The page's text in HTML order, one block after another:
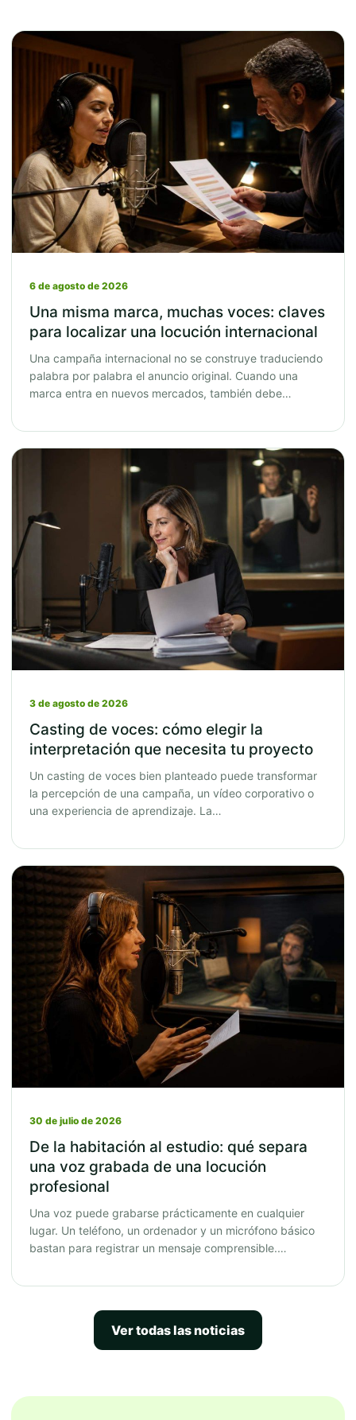
6 de agosto de 2026
Una misma marca, muchas voces: claves
para localizar una locución internacional
Una campaña internacional no se construye traduciendo
palabra por palabra el anuncio original. Cuando una
marca entra en nuevos mercados, también debe…
3 de agosto de 2026
Casting de voces: cómo elegir la
interpretación que necesita tu proyecto
Un casting de voces bien planteado puede transformar
la percepción de una campaña, un vídeo corporativo o
una experiencia de aprendizaje. La…
30 de julio de 2026
De la habitación al estudio: qué separa
una voz grabada de una locución
profesional
Una voz puede grabarse prácticamente en cualquier
lugar. Un teléfono, un ordenador y un micrófono básico
bastan para registrar un mensaje comprensible.…
Ver todas las noticias